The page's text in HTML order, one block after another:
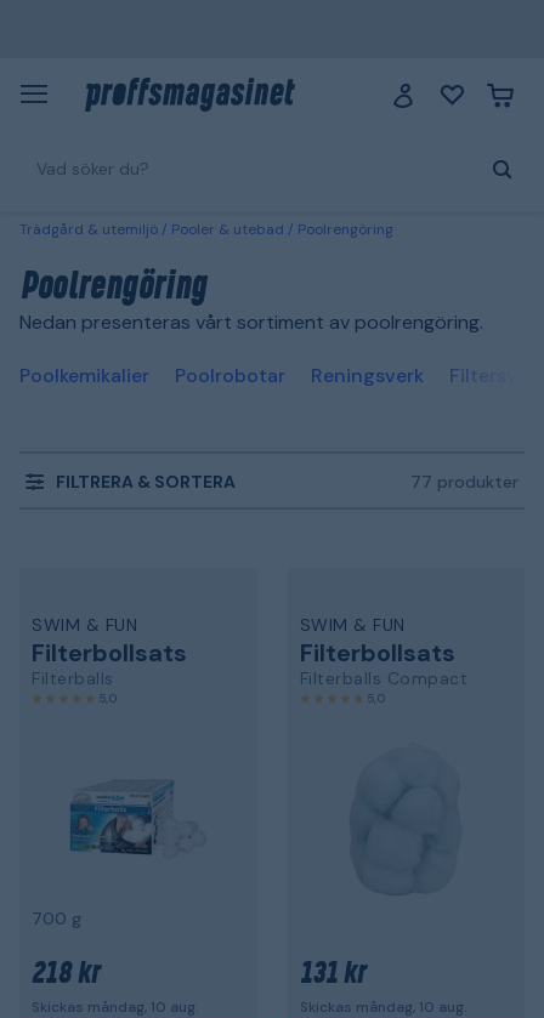
Trädgård & utemiljö Pooler & utebad Poolrengöring
Poolrengöring
Nedan presenteras vårt sortiment av poolrengöring.
Poolkemikalier Poolrobotar Reningsverk
FILTRERA & SORTERA 77 produkter
SWIM & FUN
Filterbollsats
Filterballs
5,0
700 g
218 kr
Skickas måndag, 10 aug.
SWIM & FUN
Filterbollsats
Filterballs Compact
5,0
131 kr
Skickas måndag, 10 aug.